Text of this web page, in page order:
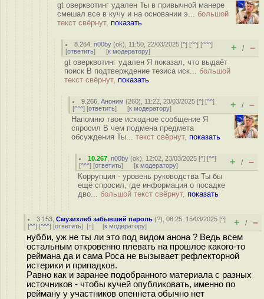
gt оверквотинг удален Ты в привычной манере
смешал все в кучу и на основании э... большой
текст свёрнут, показать
8.264 ,n00by (ok), 11:50, 22/03/2025 [^] [^^] [^^^]
[ответить] [к модератору] + / –
gt оверквотинг удален Я показал, что выдаёт
поиск В подтверждение тезиса иск... большой
текст свёрнут, показать
9.266 ,Аноним (260), 11:22, 23/03/2025 [^] [^^]
[^^^] [ответить] [к модератору] + / –
Напомню твое исходное сообщение Я
спросил В чем подмена предмета
обсуждения Ты... текст свёрнут, показать
10.267 ,n00by (ok), 12:02, 23/03/2025 [^] [^^]
[^^^] [ответить] [к модератору] + / –
Коррупция - уровень руководства Ты бы
ещё спросил, где информация о посадке
дво... большой текст свёрнут, показать
3.153 ,Смузихлеб забывший пароль (?), 08:25, 15/03/2025 [^]
[^^] [^^^] [ответить] [↑] [к модератору] + / –
нубби, уж не ты ли это под видом анона ? Ведь всем
остальным откровенно плевать на прошлое какого-то
реймана да и сама Роса не вызывает рефлекторной
истерики и припадков.
Равно как и заранее подобранного материала с разных
источников - чтобы кучей опубликовать, именно по
рейману у участников опеннета обычно нет